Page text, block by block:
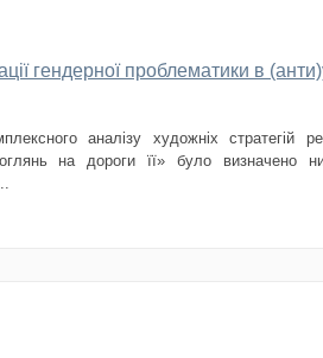
гендерної проблематики в
аналізу художніх стратегій
на дороги її» було визначено